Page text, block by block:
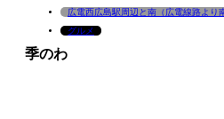
広電西広島駅周辺と南（広電線路より
グルメ
季のわ